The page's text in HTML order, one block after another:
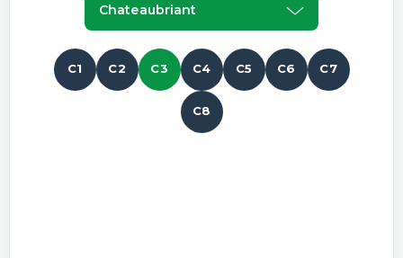
Chateaubriant
C1 C2 C3 C4 C5 C6 C7
C8